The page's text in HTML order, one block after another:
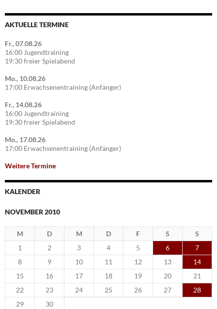
AKTUELLE TERMINE
Fr., 07.08.26
16:00 Jugendtraining
19:30 freier Spielabend
Mo., 10.08.26
17:00 Erwachsenentraining (Anfänger)
Fr., 14.08.26
16:00 Jugendtraining
19:30 freier Spielabend
Mo., 17.08.26
17:00 Erwachsenentraining (Anfänger)
Weitere Termine
KALENDER
NOVEMBER 2010
M D M D F S
S
1
2 3 4 5 6
7
8
9 10 11 12 13
14
15
16 17 18 19 20
21
22
23 24 25 26 27
28
29
30